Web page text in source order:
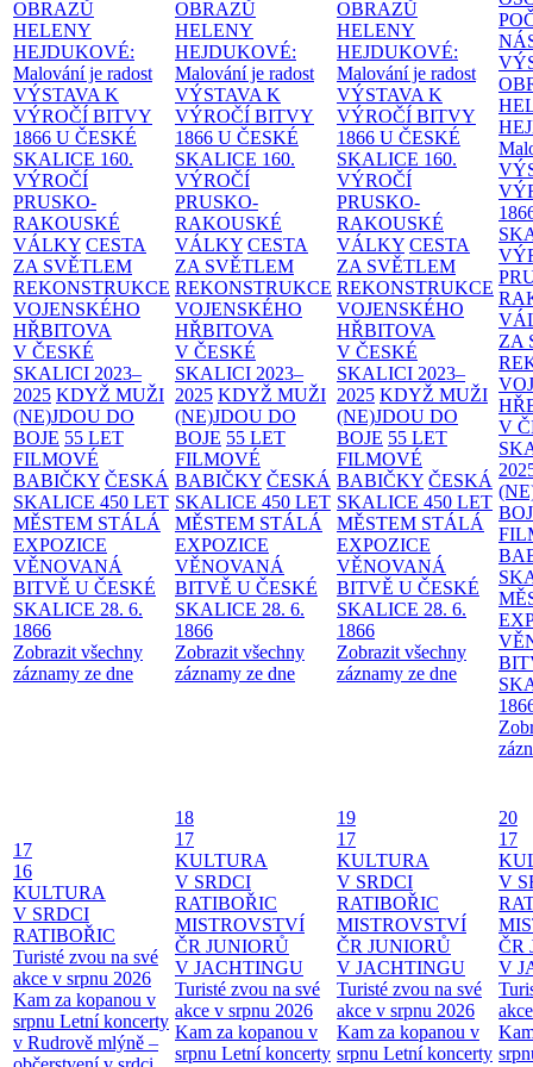
OBRAZŮ
HELENY
HEJDUKOVÉ:
Malování je radost
VÝSTAVA K
VÝROČÍ BITVY
1866 U ČESKÉ
SKALICE 160.
VÝROČÍ
PRUSKO-
RAKOUSKÉ
VÁLKY CESTA
ZA SVĚTLEM
REKONSTRUKCE
VOJENSKÉHO
HŘBITOVA
V ČESKÉ
SKALICI 2023–
2025 KDYŽ MUŽI
(NE)JDOU DO
BOJE 55 LET
FILMOVÉ
BABIČKY ČESKÁ
SKALICE 450 LET
MĚSTEM STÁLÁ
EXPOZICE
VĚNOVANÁ
BITVĚ U ČESKÉ
SKALICE 28. 6.
1866
Zobrazit všechny
záznamy ze dne
OBRAZŮ
HELENY
HEJDUKOVÉ:
Malování je radost
VÝSTAVA K
VÝROČÍ BITVY
1866 U ČESKÉ
SKALICE 160.
VÝROČÍ
PRUSKO-
RAKOUSKÉ
VÁLKY CESTA
ZA SVĚTLEM
REKONSTRUKCE
VOJENSKÉHO
HŘBITOVA
V ČESKÉ
SKALICI 2023–
2025 KDYŽ MUŽI
(NE)JDOU DO
BOJE 55 LET
FILMOVÉ
BABIČKY ČESKÁ
SKALICE 450 LET
MĚSTEM STÁLÁ
EXPOZICE
VĚNOVANÁ
BITVĚ U ČESKÉ
SKALICE 28. 6.
1866
Zobrazit všechny
záznamy ze dne
OBRAZŮ
HELENY
HEJDUKOVÉ:
Malování je radost
VÝSTAVA K
VÝROČÍ BITVY
1866 U ČESKÉ
SKALICE 160.
VÝROČÍ
PRUSKO-
RAKOUSKÉ
VÁLKY CESTA
ZA SVĚTLEM
REKONSTRUKCE
VOJENSKÉHO
HŘBITOVA
V ČESKÉ
SKALICI 2023–
2025 KDYŽ MUŽI
(NE)JDOU DO
BOJE 55 LET
FILMOVÉ
BABIČKY ČESKÁ
SKALICE 450 LET
MĚSTEM STÁLÁ
EXPOZICE
VĚNOVANÁ
BITVĚ U ČESKÉ
SKALICE 28. 6.
1866
Zobrazit všechny
záznamy ze dne
ZA
V
17
16
KULTURA
V SRDCI
RATIBOŘIC
Turisté zvou na své
akce v srpnu 2026
Kam za kopanou v
srpnu Letní koncerty
v Rudrově mlýně –
18
17
KULTURA
V SRDCI
RATIBOŘIC
MISTROVSTVÍ
ČR JUNIORŮ
V JACHTINGU
Turisté zvou na své
akce v srpnu 2026
Kam za kopanou v
srpnu Letní koncerty
19
17
KULTURA
V SRDCI
RATIBOŘIC
MISTROVSTVÍ
ČR JUNIORŮ
V JACHTINGU
Turisté zvou na své
akce v srpnu 2026
Kam za kopanou v
srpnu Letní koncerty
20
17
V
ČR
V